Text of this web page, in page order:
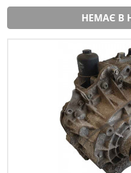
НЕМАЄ В